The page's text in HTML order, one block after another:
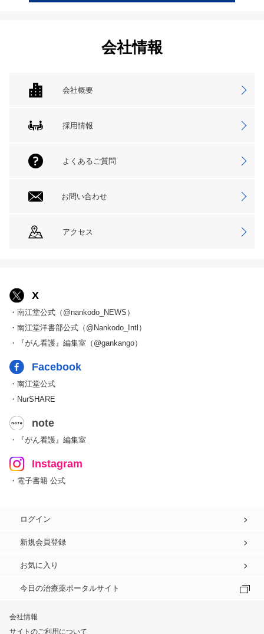
会社情報
会社概要
採用情報
よくあるご質問
お問い合わせ
アクセス
X
・南江堂公式（@nankodo_NEWS）
・南江堂洋書部公式（@Nankodo_Intl）
・『がん看護』編集室（@gankango）
Facebook
・南江堂公式
・NurSHARE
note
・『がん看護』編集室
Instagram
・電子書籍 公式
ログイン
新規会員登録
お気に入り
今日の治療薬ポータルサイト
会社情報
サイトのご利用について